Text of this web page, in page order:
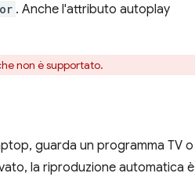
. Anche l'attributo autoplay
non è supportato.
guarda un programma TV o
la riproduzione automatica è